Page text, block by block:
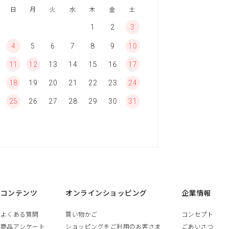
日 月 火 水 木 金 土
1 2 3
4 5 6 7 8 9 10
11 12 13 14 15 16 17
18 19 20 21 22 23 24
25 26 27 28 29 30 31
コンテンツ
よくある質問
商品アンケート
オンラインショッピング
買い物かご
ショッピングをご利用のお客さま
企業情報
コンセプト
ごあいさつ